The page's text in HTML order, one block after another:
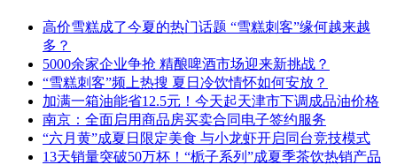
高价雪糕成了今夏的热门话题 “雪糕刺客”缘何越来越
多？
5000余家企业争抢 精酿啤酒市场迎来新挑战？
“雪糕刺客”频上热搜 夏日冷饮情怀如何安放？
加满一箱油能省12.5元！今天起天津市下调成品油价格
南京：全面启用商品房买卖合同电子签约服务
“六月黄”成夏日限定美食 与小龙虾开启同台竞技模式
13天销量突破50万杯！“栀子系列”成夏季茶饮热销产品